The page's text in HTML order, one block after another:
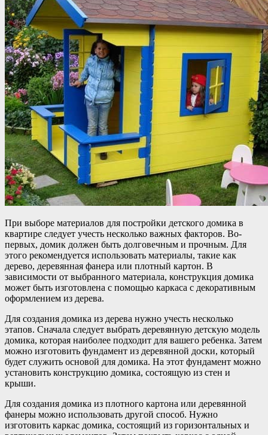
При выборе материалов для постройки детского домика в
квартире следует учесть несколько важных факторов. Во-
первых, домик должен быть долговечным и прочным. Для
этого рекомендуется использовать материалы, такие как
дерево, деревянная фанера или плотный картон. В
зависимости от выбранного материала, конструкция домика
может быть изготовлена с помощью каркаса с декоративным
оформлением из дерева.
Для создания домика из дерева нужно учесть несколько
этапов. Сначала следует выбрать деревянную детскую модель
домика, которая наиболее подходит для вашего ребенка. Затем
можно изготовить фундамент из деревянной доски, который
будет служить основой для домика. На этот фундамент можно
установить конструкцию домика, состоящую из стен и
крыши.
Для создания домика из плотного картона или деревянной
фанеры можно использовать другой способ. Нужно
изготовить каркас домика, состоящий из горизонтальных и